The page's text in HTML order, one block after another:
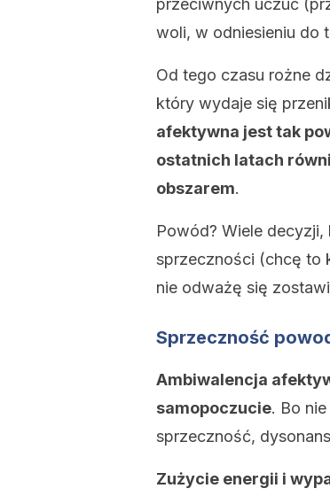
przeciwnych uczuć
woli, w odniesieniu do
Od tego czasu rożne
który wydaje się
afektywna jest tak
ostatnich latach
obszarem.
Powód? Wiele
sprzeczności (chcę to
nie odważę się
Sprzeczność
Ambiwalencja
samopoczucie. Bo
sprzeczność,
Zużycie energii i